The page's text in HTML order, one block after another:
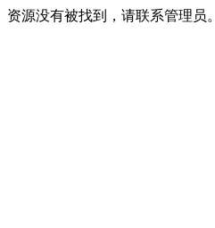
资源没有被找到，请联系管理员。